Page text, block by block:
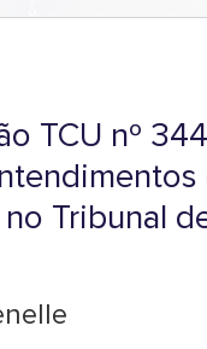
TCU nº
Tribunal